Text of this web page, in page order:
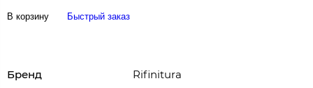
В корзину Быстрый заказ
Бренд
Rifinitura